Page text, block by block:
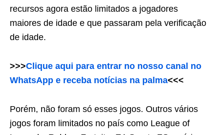
recursos agora estão limitados a jogadores
maiores de idade e que passaram pela verificação
de idade.
>>>Clique aqui para entrar no nosso canal no
WhatsApp e receba notícias na palma<<<
Porém, não foram só esses jogos. Outros vários
jogos foram limitados no país como League of